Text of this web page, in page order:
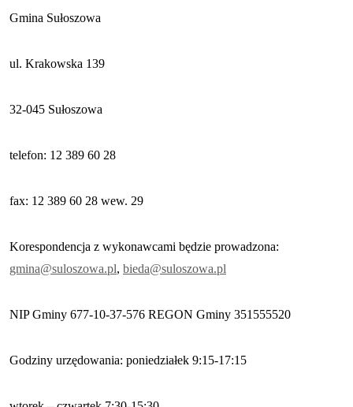
Gmina Sułoszowa
ul. Krakowska 139
32-045 Sułoszowa
telefon: 12 389 60 28
fax: 12 389 60 28 wew. 29
Korespondencja z wykonawcami będzie prowadzona:
gmina@suloszowa.pl, bieda@suloszowa.pl
NIP Gminy 677-10-37-576 REGON Gminy 351555520
Godziny urzędowania: poniedziałek 9:15-17:15